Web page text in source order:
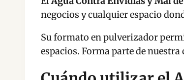
negocios y cualquier espacio
Su formato en pulverizador
espacios. Forma parte de